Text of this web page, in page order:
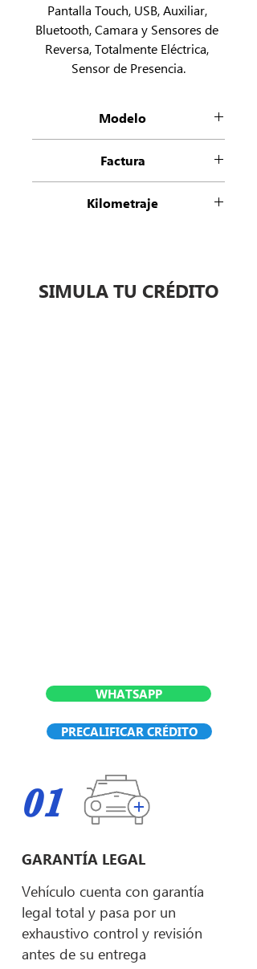
Pantalla Touch, USB, Auxiliar,
Bluetooth, Camara y Sensores de
Reversa, Totalmente Eléctrica,
Sensor de Presencia.
Modelo
Factura
Kilometraje
SIMULA TU CRÉDITO
WHATSAPP
PRECALIFICAR CRÉDITO
01
GARANTÍA LEGAL
Vehículo cuenta con garantía
legal total y pasa por un
exhaustivo control y revisión
antes de su entrega